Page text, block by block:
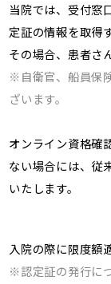
当院では、受付窓
定証の情報を取得
その場合、患者さ
※自衛官、船員保
ざいます。
オンライン資格確
ない場合には、従
いたします。
入院の際に限度額
※認定証の発行に